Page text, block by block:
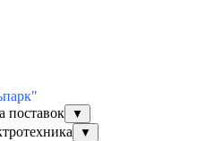
поставок
▼
▼